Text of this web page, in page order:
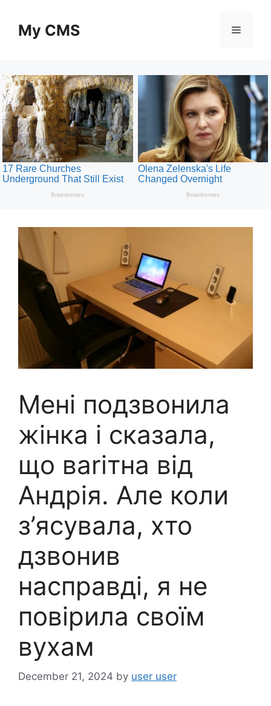
contentMy CMS Menu
Мені подзвонила
жінка і сказала,
що ваrітна від
Андрія. Але коли
з’ясувала, хто
дзвонив
насправді, я не
повірила своїм
вухам
December 21, 2024 by user user